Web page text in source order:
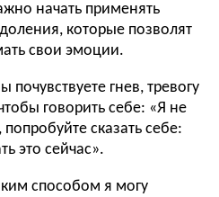
начать применять
которые позволят
свои эмоции.
гнев, тревогу
говорить себе: «Я не
сказать себе:
это сейчас».
способом я могу